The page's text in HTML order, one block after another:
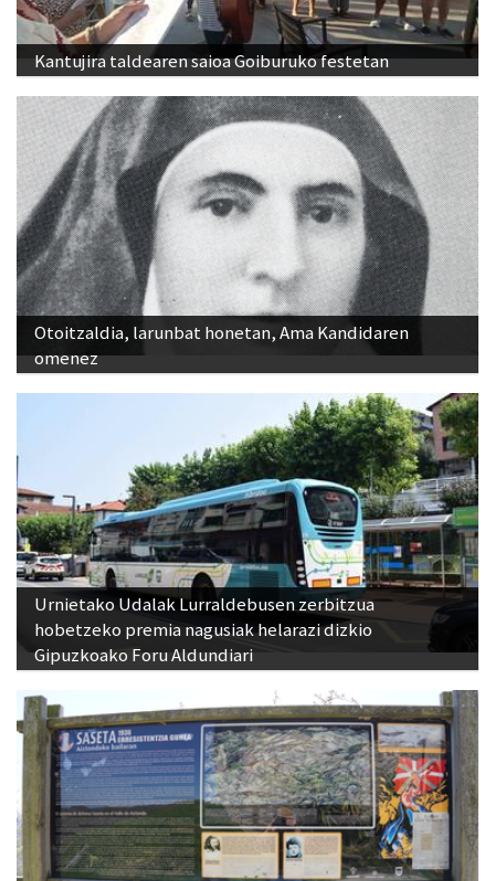
Kantujira taldearen saioa Goiburuko festetan
Otoitzaldia, larunbat honetan, Ama Kandidaren
omenez
Urnietako Udalak Lurraldebusen zerbitzua
hobetzeko premia nagusiak helarazi dizkio
Gipuzkoako Foru Aldundiari